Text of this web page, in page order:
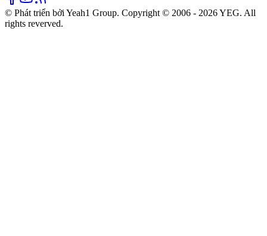
© Phát triển bởi Yeah1 Group. Copyright © 2006 - 2026 YEG. All
rights reverved.